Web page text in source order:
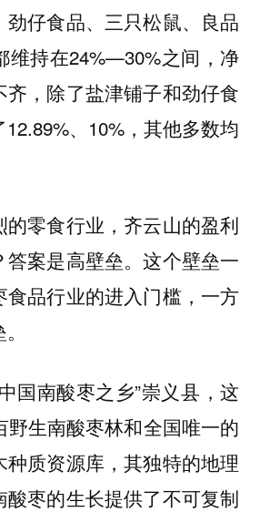
劲仔食品、三只松鼠、良品
维持在24%—30%之间，净
齐，除了盐津铺子和劲仔食
、10%，其他多数均
的零食行业，齐云山的盈利
答案是高壁垒。这个壁垒一
食品行业的进入门槛，一方
国南酸枣之乡”崇义县，这
野生南酸枣林和全国唯一的
质资源库，其独特的地理
酸枣的生长提供了不可复制